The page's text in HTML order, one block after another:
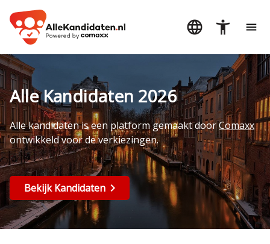
Alle Kandidaten 2026
Alle kandidaten is een platform gemaakt doorComaxx
ontwikkeld voor de verkiezingen.
Bekijk Kandidaten